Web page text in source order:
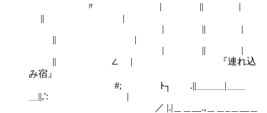
〃 | || |
|| |
| || |
|| |
| || |
|| ∠ | 『連れ込
み宿』
#; ﾄ┐ .||＿＿＿|＿＿
＿||,': |
／ |.|＿＿__.,＿＿_＿__＿